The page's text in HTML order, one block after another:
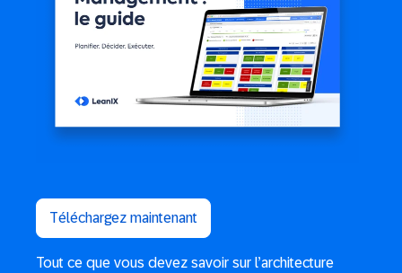
Téléchargez maintenant
Tout ce que vous devez savoir sur l’architecture